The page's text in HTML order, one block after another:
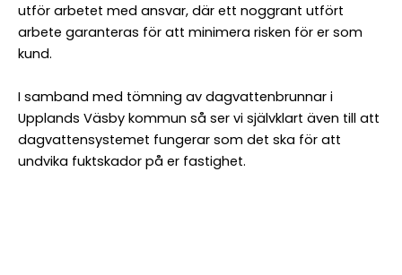
utför arbetet med ansvar, där ett noggrant utfört
arbete garanteras för att minimera risken för er som
kund.
I samband med tömning av dagvattenbrunnar i
Upplands Väsby kommun så ser vi självklart även till att
dagvattensystemet fungerar som det ska för att
undvika fuktskador på er fastighet.